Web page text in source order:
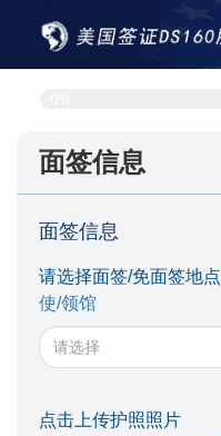
面签信息
面签信息
请选择面签/免面签地点
使/领馆
点击上传护照照片